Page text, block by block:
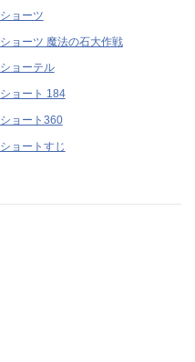
ショーツ
ショーツ 魔法の石大作戦
ショーテル
ショート 184
ショート360
ショートすじ